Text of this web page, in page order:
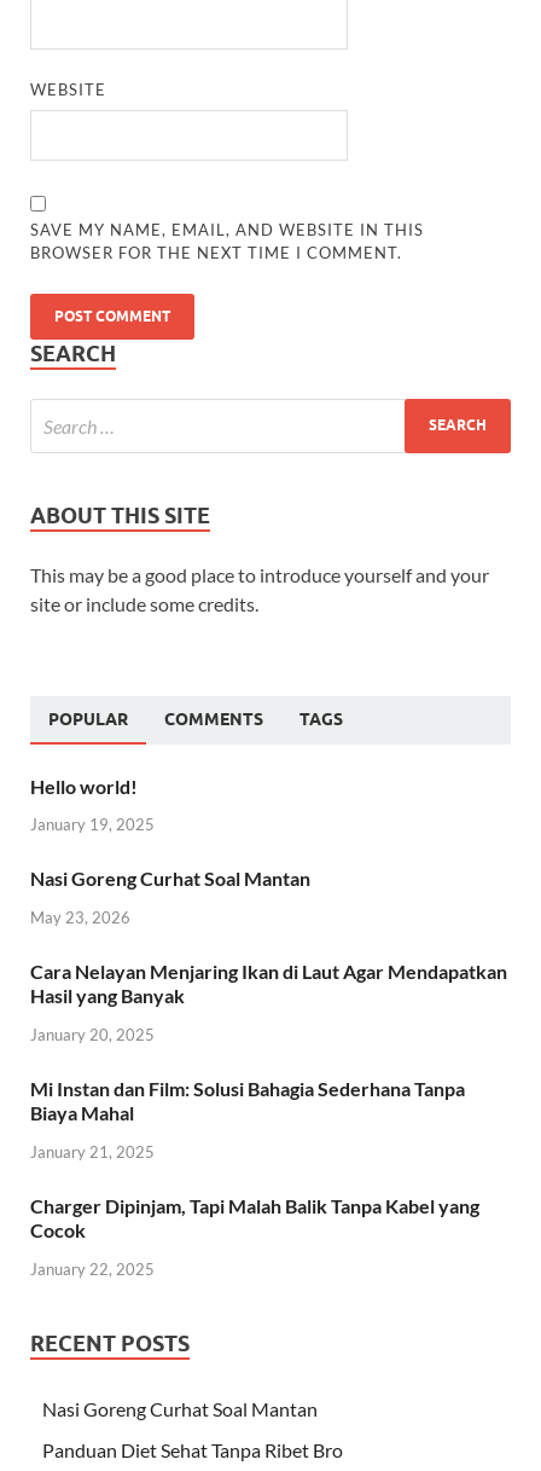
WEBSITE
SAVE MY NAME, EMAIL, AND WEBSITE IN THIS
BROWSER FOR THE NEXT TIME I COMMENT.
SEARCH
ABOUT THIS SITE
This may be a good place to introduce yourself and your
site or include some credits.
POPULAR COMMENTS TAGS
Hello world!
January 19, 2025
Nasi Goreng Curhat Soal Mantan
May 23, 2026
Cara Nelayan Menjaring Ikan di Laut Agar Mendapatkan
Hasil yang Banyak
January 20, 2025
Mi Instan dan Film: Solusi Bahagia Sederhana Tanpa
Biaya Mahal
January 21, 2025
Charger Dipinjam, Tapi Malah Balik Tanpa Kabel yang
Cocok
January 22, 2025
RECENT POSTS
Nasi Goreng Curhat Soal Mantan
Panduan Diet Sehat Tanpa Ribet Bro